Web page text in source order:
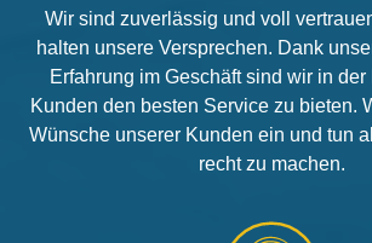
Wir sind zuverlässig und voll
halten unsere Versprechen. Dank
Erfahrung im Geschäft sind wir in
Kunden den besten Service zu bieten.
Wünsche unserer Kunden ein und tun
recht zu machen.